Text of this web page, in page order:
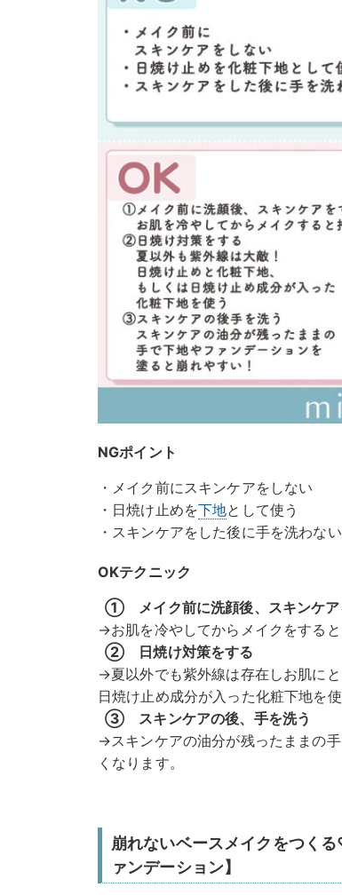
NGポイント
・メイク前にスキンケアをしない
・日焼け止めを下地として使う
・スキンケアをした後に手を洗わない
OKテクニック
① メイク前に洗顔後、スキンケア
→お肌を冷やしてからメイクをする
② 日焼け対策をする
→夏以外でも紫外線は存在しお肌に
日焼け止め成分が入った化粧下地を使
③ スキンケアの後、手を洗う
→スキンケアの油分が残ったままの
くなります。
崩れないベースメイクをつく
ァンデーション】